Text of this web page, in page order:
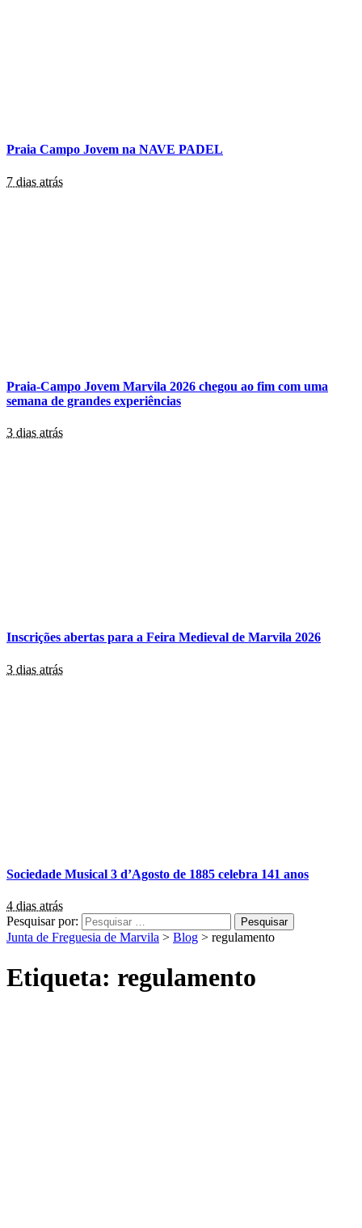
Praia Campo Jovem na NAVE PADEL
7 dias atrás
Praia-Campo Jovem Marvila 2026 chegou ao fim com uma
semana de grandes experiências
3 dias atrás
Inscrições abertas para a Feira Medieval de Marvila 2026
3 dias atrás
Sociedade Musical 3 d’Agosto de 1885 celebra 141 anos
4 dias atrás
Pesquisar por:
Junta de Freguesia de Marvila > Blog > regulamento
Etiqueta: regulamento